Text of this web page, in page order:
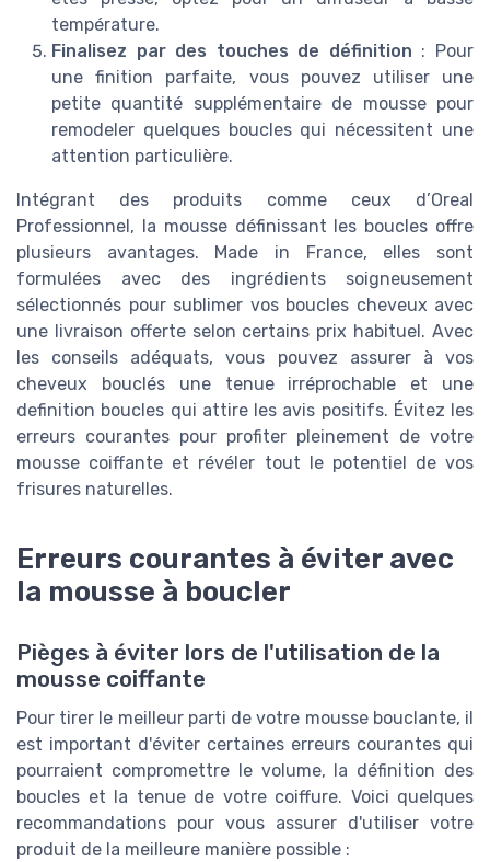
température.
Finalisez par des touches de définition : Pour
une finition parfaite, vous pouvez utiliser une
petite quantité supplémentaire de mousse pour
remodeler quelques boucles qui nécessitent une
attention particulière.
Intégrant des produits comme ceux d’Oreal
Professionnel, la mousse définissant les boucles offre
plusieurs avantages. Made in France, elles sont
formulées avec des ingrédients soigneusement
sélectionnés pour sublimer vos boucles cheveux avec
une livraison offerte selon certains prix habituel. Avec
les conseils adéquats, vous pouvez assurer à vos
cheveux bouclés une tenue irréprochable et une
definition boucles qui attire les avis positifs. Évitez les
erreurs courantes pour profiter pleinement de votre
mousse coiffante et révéler tout le potentiel de vos
frisures naturelles.
Erreurs courantes à éviter avec
la mousse à boucler
Pièges à éviter lors de l'utilisation de la
mousse coiffante
Pour tirer le meilleur parti de votre mousse bouclante, il
est important d'éviter certaines erreurs courantes qui
pourraient compromettre le volume, la définition des
boucles et la tenue de votre coiffure. Voici quelques
recommandations pour vous assurer d'utiliser votre
produit de la meilleure manière possible :